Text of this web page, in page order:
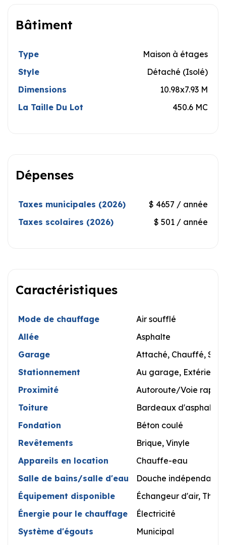
Bâtiment
Type
Maison à étages
Style
Détaché (Isolé)
Dimensions
10.98x7.93 M
La Taille Du Lot
450.6 MC
Dépenses
Taxes municipales (2026)
$ 4657 / année
Taxes scolaires (2026)
$ 501 / année
Caractéristiques
Mode de chauffage
Air soufflé
Allée
Asphalte
Garage
Attaché, Chauffé,
Stationnement
Au garage, Extérieur
Proximité
Autoroute/Voie
Toiture
Bardeaux d'asphalte
Fondation
Béton coulé
Revêtements
Brique, Vinyle
Appareils en location
Chauffe-eau
Salle de bains/salle d'eau
Douche indépendante
Équipement disponible
Échangeur d'air,
Énergie pour le chauffage
Électricité
Système d'égouts
Municipal